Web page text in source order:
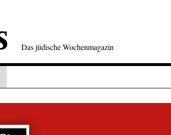
Das jüdische Wochenmagazin